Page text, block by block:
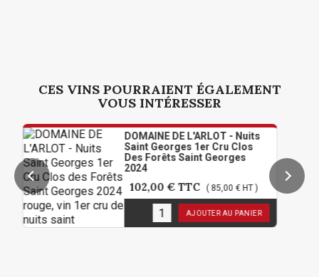
CES VINS POURRAIENT ÉGALEMENT
VOUS INTÉRESSER
DOMAINE DE L'ARLOT - Nuits
Saint Georges 1er Cru Clos
Des Forêts Saint Georges
2024
102,00 € TTC ( 85,00 € HT )
6en stock AJOUTER AU PANIER